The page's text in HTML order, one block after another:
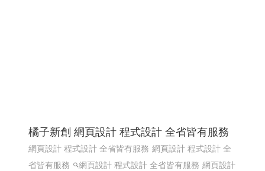
橘子新創 網頁設計 程式設計 全省皆有服務
網頁設計 程式設計 全省皆有服務 網頁設計 程式設計 全
省皆有服務
網頁設計 程式設計 全省皆有服務 網頁設計